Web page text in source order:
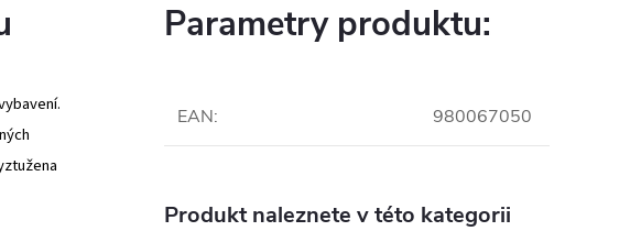
Parametry produktu:
EAN: 980067050
Produkt naleznete v této kategorii